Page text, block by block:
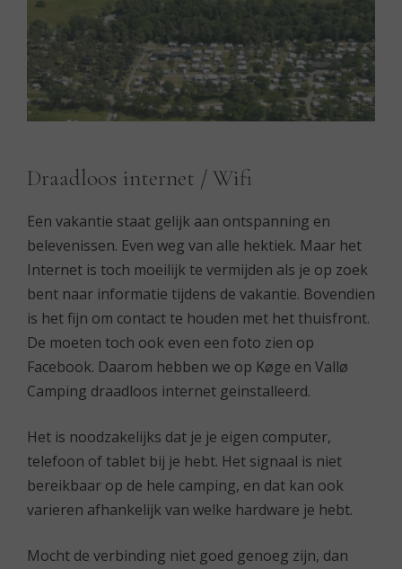
Draadloos internet / Wifi
Een vakantie staat gelijk aan ontspanning en
belevenissen. Even weg van alle hektiek. Maar het
Internet is toch moeilijk te vermijden als je op zoek
bent naar informatie tijdens de vakantie. Bovendien
is het fijn om contact te houden met het thuisfront.
De moeten toch ook even een foto zien op
Facebook. Daarom hebben we op Køge en Vallø
Camping draadloos internet geinstalleerd.
Het is noodzakelijks dat je je eigen computer,
telefoon of tablet bij je hebt. Het signaal is niet
bereikbaar op de hele camping, en dat kan ook
varieren afhankelijk van welke hardware je hebt.
Mocht de verbinding niet goed genoeg zijn, dan